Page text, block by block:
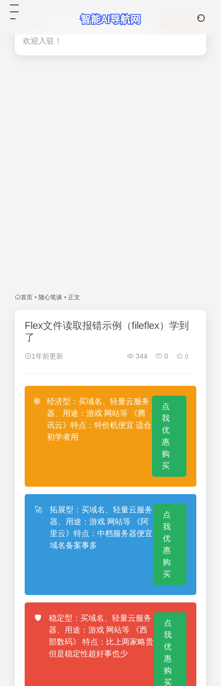
欢迎入驻！
首页 • 随心笔谈 • 正文
Flex文件读取报错示例（fileflex）学到
了
1年前更新 344 0 0
🌐
经济型：买域名、轻量云服务
器、用途：游戏 网站等 《腾
讯云》特点：特价机便宜 适合
初学者用
点
我
优
惠
购
买
🚀
拓展型：买域名、轻量云服务
器、用途：游戏 网站等 《阿
里云》特点：中档服务器便宜
域名备案事多
点
我
优
惠
购
买
🛡️
稳定型：买域名、轻量云服务
器、用途：游戏 网站等 《西
部数码》 特点：比上两家略贵
但是稳定性超好事也少
点
我
优
惠
购
买